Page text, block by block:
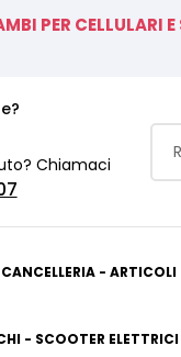
PER
Chiamaci
CANCELLERIA -
- SCOOTER ELETTRICI